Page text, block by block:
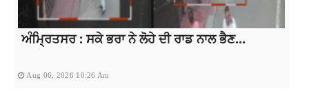
ਅੰਮ੍ਰਿਤਸਰ : ਸਕੇ ਭਰਾ ਨੇ ਲੋਹੇ ਦੀ ਰਾਡ ਨਾਲ ਭੈਣ...
Aug 06, 2026 10:26 Am